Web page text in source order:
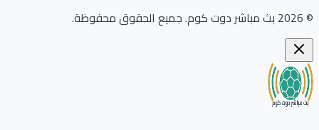
بث مباشر دوت كوم.جميع الحقوق محفوظة.